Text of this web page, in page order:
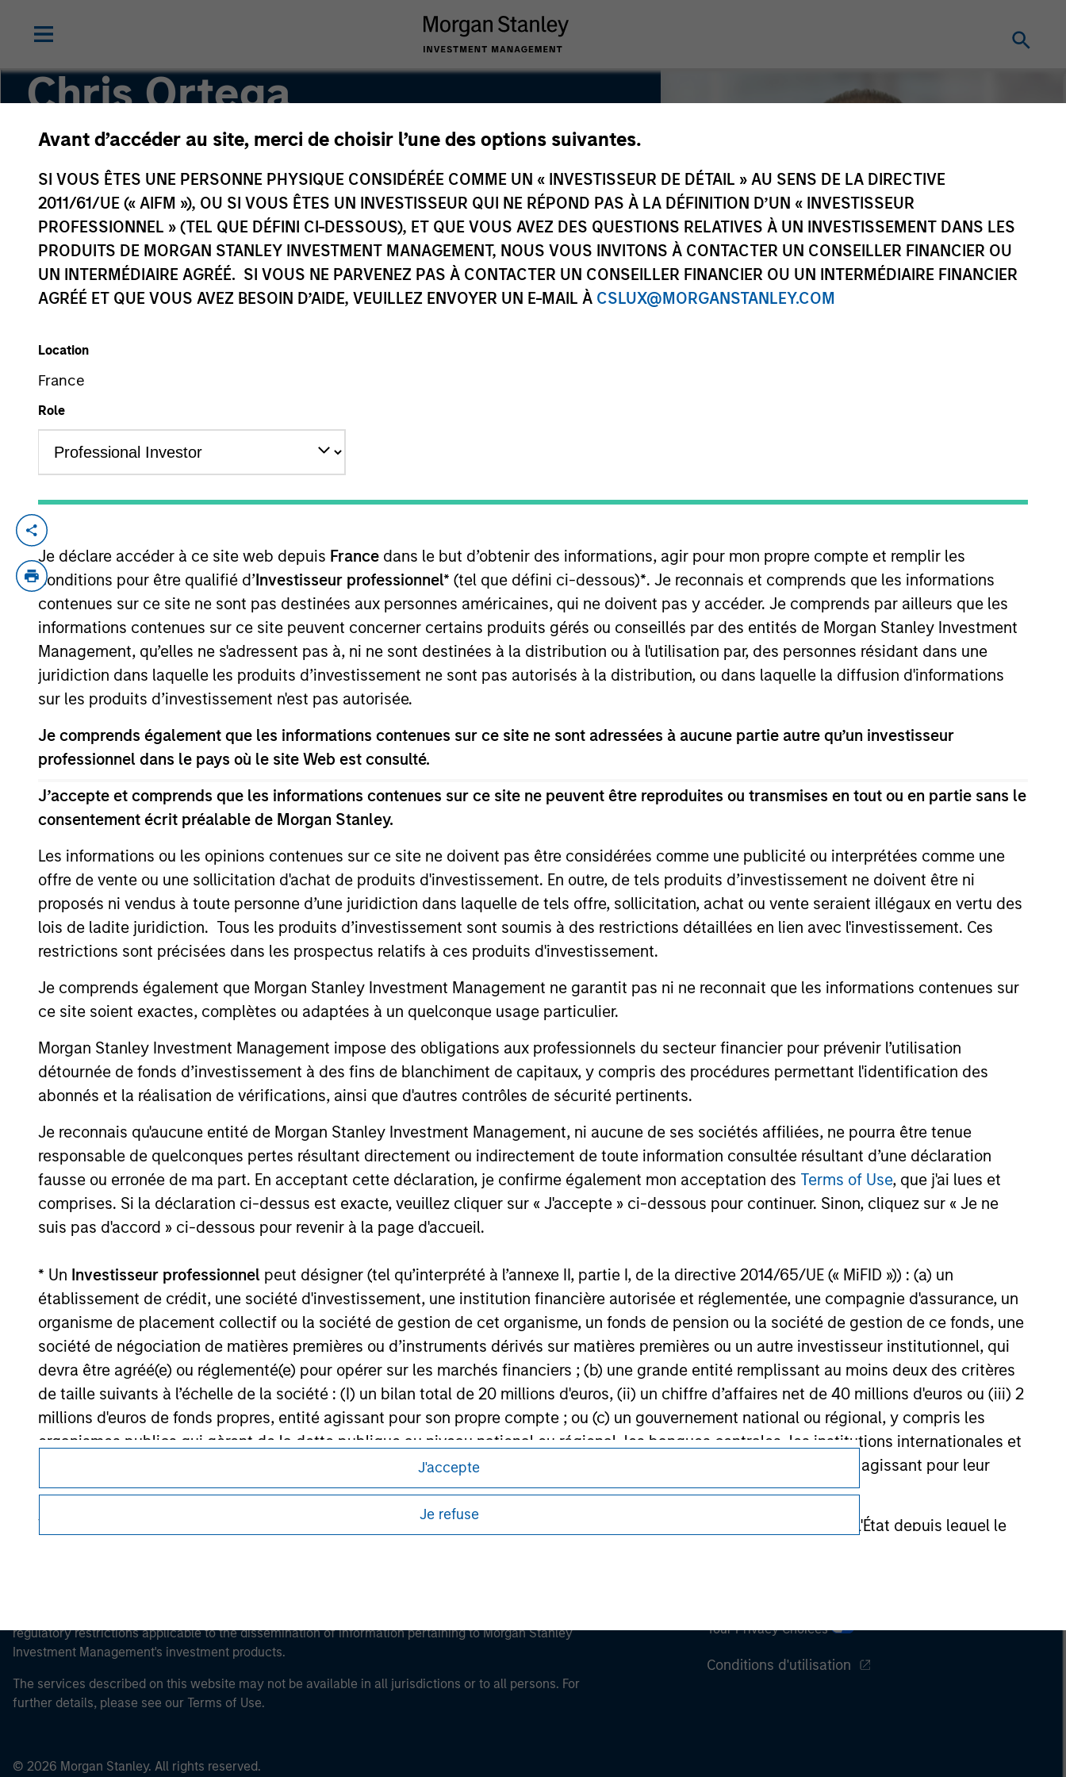
Avant d’accéder au site, merci de choisir l’une des options suivantes.
SI VOUS ÊTES UNE PERSONNE PHYSIQUE CONSIDÉRÉE COMME UN « INVESTISSEUR DE DÉTAIL » AU SENS DE LA DIRECTIVE
2011/61/UE (« AIFM »), OU SI VOUS ÊTES UN INVESTISSEUR QUI NE RÉPOND PAS À LA DÉFINITION D’UN « INVESTISSEUR
PROFESSIONNEL » (TEL QUE DÉFINI CI-DESSOUS), ET QUE VOUS AVEZ DES QUESTIONS RELATIVES À UN INVESTISSEMENT DANS LES
PRODUITS DE MORGAN STANLEY INVESTMENT MANAGEMENT, NOUS VOUS INVITONS À CONTACTER UN CONSEILLER FINANCIER OU
UN INTERMÉDIAIRE AGRÉÉ. SI VOUS NE PARVENEZ PAS À CONTACTER UN CONSEILLER FINANCIER OU UN INTERMÉDIAIRE FINANCIER
AGRÉÉ ET QUE VOUS AVEZ BESOIN D’AIDE, VEUILLEZ ENVOYER UN E-MAIL À CSLUX@MORGANSTANLEY.COM
Location
France
Role
Je déclare accéder à ce site web depuis France dans le but d’obtenir des informations, agir pour mon propre compte et remplir les
conditions pour être qualifié d’Investisseur professionnel* (tel que défini ci-dessous)*. Je reconnais et comprends que les informations
contenues sur ce site ne sont pas destinées aux personnes américaines, qui ne doivent pas y accéder. Je comprends par ailleurs que les
informations contenues sur ce site peuvent concerner certains produits gérés ou conseillés par des entités de Morgan Stanley Investment
Management, qu’elles ne s'adressent pas à, ni ne sont destinées à la distribution ou à l'utilisation par, des personnes résidant dans une
juridiction dans laquelle les produits d’investissement ne sont pas autorisés à la distribution, ou dans laquelle la diffusion d'informations
sur les produits d’investissement n'est pas autorisée.
Je comprends également que les informations contenues sur ce site ne sont adressées à aucune partie autre qu’un investisseur
professionnel dans le pays où le site Web est consulté.
J’accepte et comprends que les informations contenues sur ce site ne peuvent être reproduites ou transmises en tout ou en partie sans le
consentement écrit préalable de Morgan Stanley.
Les informations ou les opinions contenues sur ce site ne doivent pas être considérées comme une publicité ou interprétées comme une
offre de vente ou une sollicitation d'achat de produits d'investissement. En outre, de tels produits d’investissement ne doivent être ni
proposés ni vendus à toute personne d’une juridiction dans laquelle de tels offre, sollicitation, achat ou vente seraient illégaux en vertu des
lois de ladite juridiction. Tous les produits d’investissement sont soumis à des restrictions détaillées en lien avec l'investissement. Ces
restrictions sont précisées dans les prospectus relatifs à ces produits d'investissement.
Je comprends également que Morgan Stanley Investment Management ne garantit pas ni ne reconnait que les informations contenues sur
ce site soient exactes, complètes ou adaptées à un quelconque usage particulier.
Morgan Stanley Investment Management impose des obligations aux professionnels du secteur financier pour prévenir l’utilisation
détournée de fonds d’investissement à des fins de blanchiment de capitaux, y compris des procédures permettant l'identification des
abonnés et la réalisation de vérifications, ainsi que d'autres contrôles de sécurité pertinents.
Je reconnais qu'aucune entité de Morgan Stanley Investment Management, ni aucune de ses sociétés affiliées, ne pourra être tenue
responsable de quelconques pertes résultant directement ou indirectement de toute information consultée résultant d’une déclaration
fausse ou erronée de ma part. En acceptant cette déclaration, je confirme également mon acceptation des Terms of Use, que j'ai lues et
comprises. Si la déclaration ci-dessus est exacte, veuillez cliquer sur « J'accepte » ci-dessous pour continuer. Sinon, cliquez sur « Je ne
suis pas d'accord » ci-dessous pour revenir à la page d'accueil.
* Un Investisseur professionnel peut désigner (tel qu’interprété à l’annexe II, partie I, de la directive 2014/65/UE (« MiFID »)) : (a) un
établissement de crédit, une société d'investissement, une institution financière autorisée et réglementée, une compagnie d'assurance, un
organisme de placement collectif ou la société de gestion de cet organisme, un fonds de pension ou la société de gestion de ce fonds, une
société de négociation de matières premières ou d’instruments dérivés sur matières premières ou un autre investisseur institutionnel, qui
devra être agréé(e) ou réglementé(e) pour opérer sur les marchés financiers ; (b) une grande entité remplissant au moins deux des critères
de taille suivants à l’échelle de la société : (I) un bilan total de 20 millions d'euros, (ii) un chiffre d’affaires net de 40 millions d'euros ou (iii) 2
millions d'euros de fonds propres, entité agissant pour son propre compte ; ou (c) un gouvernement national ou régional, y compris les
organismes publics qui gèrent de la dette publique au niveau national ou régional, les banques centrales, les institutions internationales et
supranationales comme la Banque Mondiale, le FMI, la BCE, la BEI et d'autres organisations internationales similaires agissant pour leur
propre compte.
Veuillez noter que la notion d’Investisseur professionnel peut ne pas être définie par l'autorité de réglementation de l'État depuis lequel le
J'accepte
Je refuse
Chris Ortega
Head of Americas, Infrastructure Partners
YEARS OF INDUSTRY EXPERIENCE
25 Years
Chris was a Partner at TPG Capital, based in New York, where he led their energy and natural resources group. Before that, he
was a Director at First Reserve Corporation. Chris holds an MBA from Harvard Business School, a JD (magna cum laude) from
Harvard Law School, and a BA (magna cum laude) from Harvard University.
Team Insights
PRESS RELEASE
Morgan Stanley
Infrastructure Partners
Announces Investment in
Morgan Stanley Investment Management
managed by Morgan Stanley
Infrastructure Partners (MSIP), its private
announced an investment in Greenlight
Electricity Centre, a 932-megawatt gas-
fired combined cycle power generation
06-JUL-2026
ARTICLE
The North Star of Energy
Investment
The decarbonization push is entering a
increasingly defined by selectivity rather
than scale, says Morgan Stanley
recent Infrastructure Investors interview.
15-MAY-2026
PRESS RELEASE
Morgan Stanley
Infrastructure Partners
Agrees to Sell Bayonne
Morgan Stanley Investment Management
managed by Morgan Stanley
announced it has agreed to sell its
ownership stake in Thermal Bayonne
Holdings, LLC (Bayonne Energy Center or
17-MAR-2026
May not represent all Team Members.
The information on this page is for informational purposes only. The information contained herein does not constitute and should not be construed as an
offering of advisory services or an offer to sell or a solicitation of an offer to buy any securities in any jurisdiction in which such offer or solicitation,
All investing involves risks, including a loss of principal.
Please refer to the strategy detail page for important information on the strategy, including additional risk considerations.
Morgan Stanley
Morgan Stanley Careers
regulatory restrictions applicable to the dissemination of information pertaining to Morgan Stanley
Investment Management's investment products.
The services described on this website may not be available in all jurisdictions or to all persons. For
further details, please see our Terms of Use.
© 2026 Morgan Stanley. All rights reserved.
Your Privacy Choices
Conditions d'utilisation